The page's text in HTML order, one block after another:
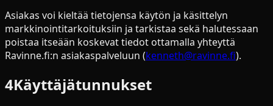
Asiakas voi kieltää tietojensa käytön ja käsittelyn
markkinointitarkoituksiin ja tarkistaa sekä halutessaan
poistaa itseään koskevat tiedot ottamalla yhteyttä
Ravinne.fi:n asiakaspalveluun (kenneth@ravinne.fi).
4Käyttäjätunnukset